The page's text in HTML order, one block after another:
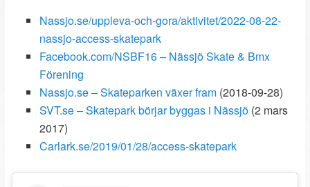
Nassjo.se/uppleva-och-gora/aktivitet/2022-08-22-
nassjo-access-skatepark
Facebook.com/NSBF16 – Nässjö Skate & Bmx
Förening
Nassjo.se – Skateparken växer fram (2018-09-28)
SVT.se – Skatepark börjar byggas i Nässjö (2 mars
2017)
Carlark.se/2019/01/28/access-skatepark